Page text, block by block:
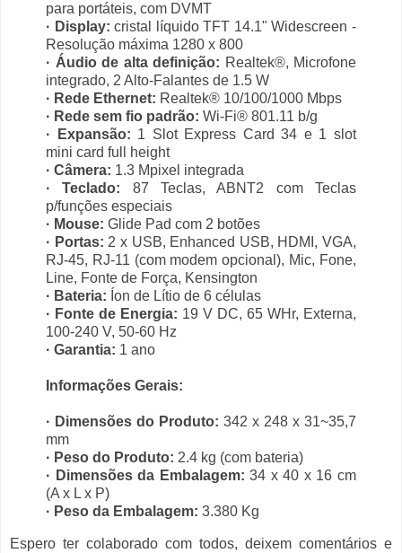
para portáteis, com DVMT
· Display: cristal líquido TFT 14.1" Widescreen -
Resolução máxima 1280 x 800
· Áudio de alta definição: Realtek®, Microfone
integrado, 2 Alto-Falantes de 1.5 W
· Rede Ethernet: Realtek® 10/100/1000 Mbps
· Rede sem fio padrão: Wi-Fi® 801.11 b/g
· Expansão: 1 Slot Express Card 34 e 1 slot
mini card full height
· Câmera: 1.3 Mpixel integrada
· Teclado: 87 Teclas, ABNT2 com Teclas
p/funções especiais
· Mouse: Glide Pad com 2 botões
· Portas: 2 x USB, Enhanced USB, HDMI, VGA,
RJ-45, RJ-11 (com modem opcional), Mic, Fone,
Line, Fonte de Força, Kensington
· Bateria: Íon de Lítio de 6 células
· Fonte de Energia: 19 V DC, 65 WHr, Externa,
100-240 V, 50-60 Hz
· Garantia: 1 ano
Informações Gerais:
· Dimensões do Produto: 342 x 248 x 31~35,7
mm
· Peso do Produto: 2.4 kg (com bateria)
· Dimensões da Embalagem: 34 x 40 x 16 cm
(A x L x P)
· Peso da Embalagem: 3.380 Kg
Espero ter colaborado com todos, deixem comentários e